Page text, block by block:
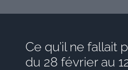
Ce qu’il ne fallait
du 28 février au